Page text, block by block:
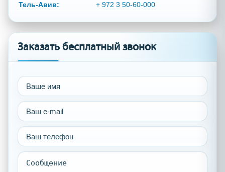
Тель-Авив: + 972 3 50-60-000
Заказать бесплатный звонок